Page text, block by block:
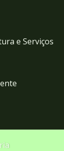
e Serviços